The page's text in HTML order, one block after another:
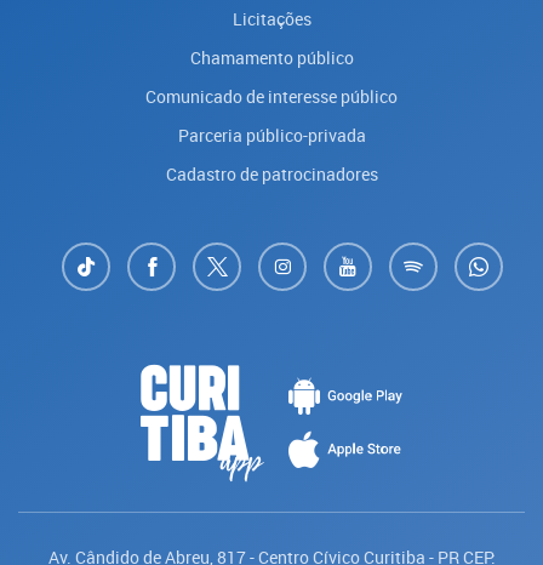
Licitações
Chamamento público
Comunicado de interesse público
Parceria público-privada
Cadastro de patrocinadores
Av. Cândido de Abreu, 817 - Centro Cívico Curitiba - PR CEP: